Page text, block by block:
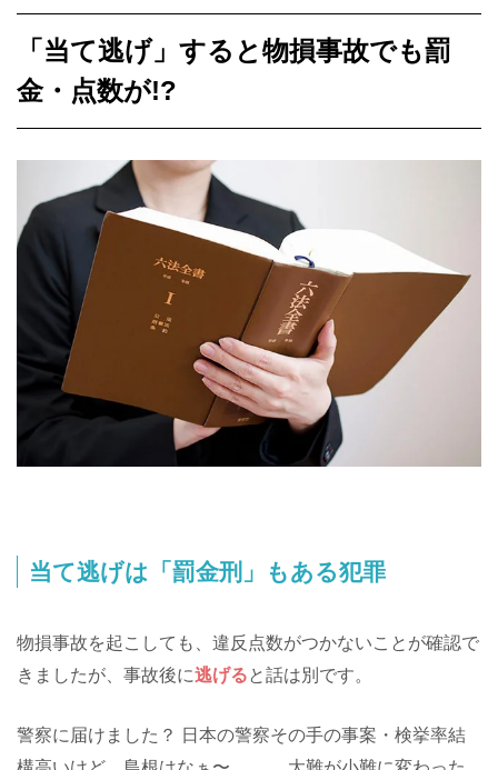
「当て逃げ」すると物損事故でも罰
金・点数が!?
当て逃げは「罰金刑」もある犯罪
物損事故を起こしても、違反点数がつかないことが確認で
きましたが、事故後に逃げると話は別です。
警察に届けました？ 日本の警察その手の事案・検挙率結